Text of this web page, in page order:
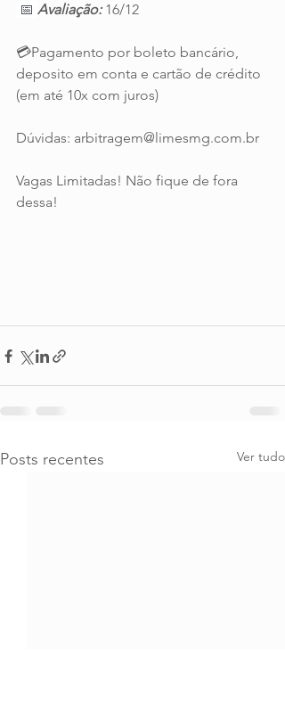
📅 Avaliação: 16/12
💳Pagamento por boleto bancário,
deposito em conta e cartão de crédito
(em até 10x com juros)
Dúvidas: arbitragem@limesmg.com.br
Vagas Limitadas! Não fique de fora
dessa!
Posts recentes Ver tudo